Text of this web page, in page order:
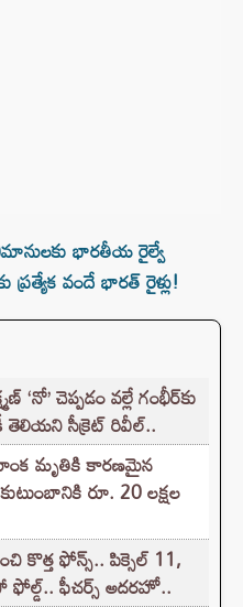
భారతీయ రైల్వే
వందే భారత్‌ రైళ్లు!
‘నో’ చెప్పడం వల్లే గంభీర్‌కు
సీక్రెట్ రివీల్..
మృతికి కారణమైన
రూ. 20 లక్షల
కొత్త ఫోన్స్.. పిక్సెల్ 11,
ఫోల్డ్.. ఫీచర్స్ అదరహో..